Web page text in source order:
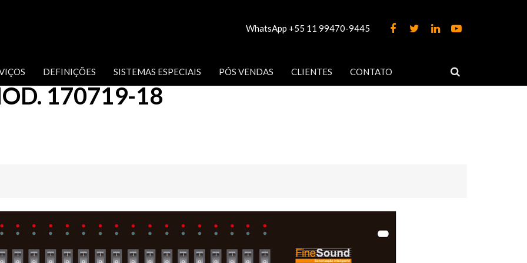
WhatsApp +55 11 99470-9445
DEFINIÇÕES SISTEMAS ESPECIAIS PÓS VENDAS CLIENTES CONTATO
170719-18